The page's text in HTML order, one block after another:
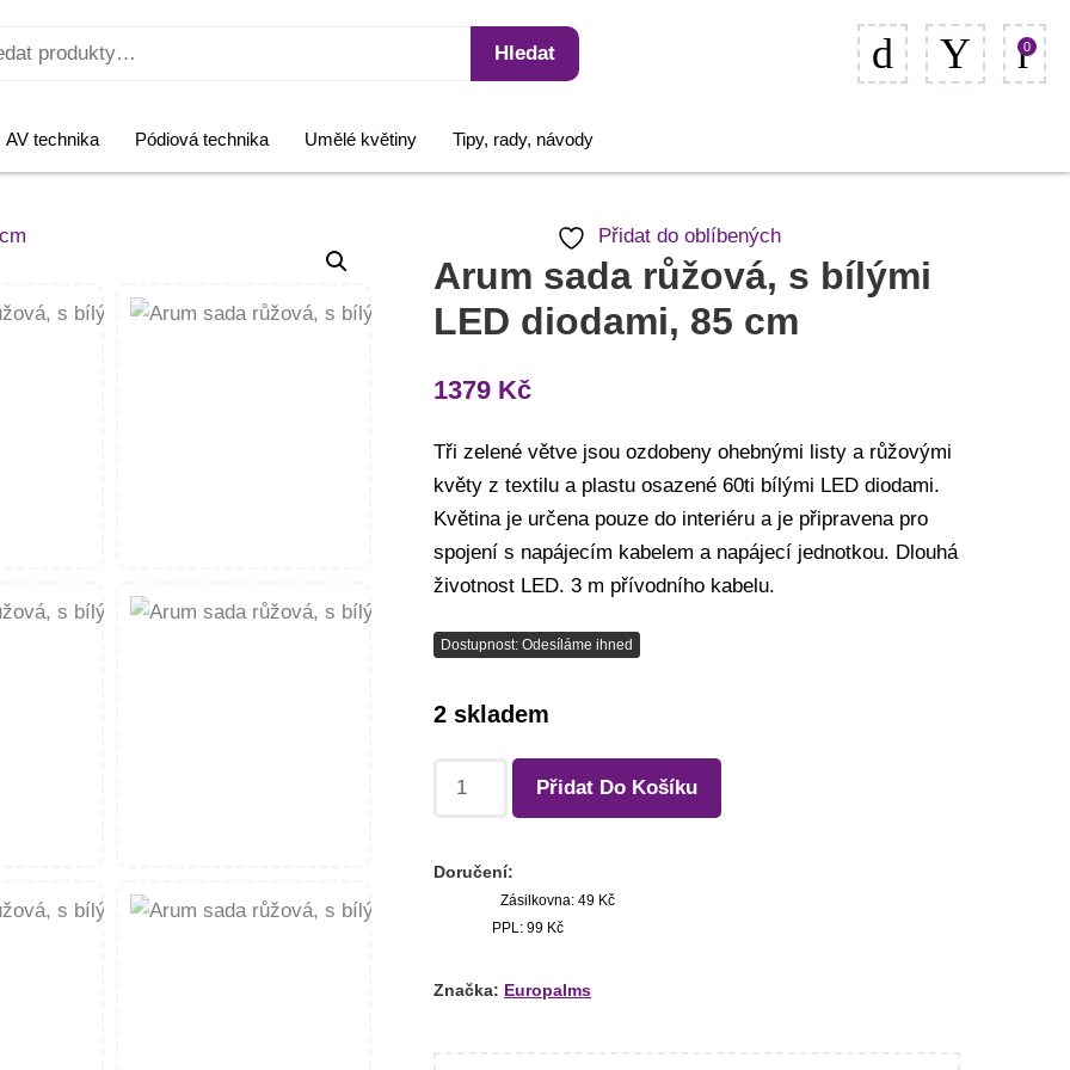
Hledat 0
AV technika Pódiová technika Umělé květiny Tipy, rady, návody
Přidat do oblíbených
Arum sada růžová, s bílými
LED diodami, 85 cm
1379 Kč
Tři zelené větve jsou ozdobeny ohebnými listy a růžovými
květy z textilu a plastu osazené 60ti bílými LED diodami.
Květina je určena pouze do interiéru a je připravena pro
spojení s napájecím kabelem a napájecí jednotkou. Dlouhá
životnost LED. 3 m přívodního kabelu.
Dostupnost: Odesíláme ihned
2 skladem
Přidat Do Košíku
Doručení:
Zásilkovna: 49 Kč
PPL: 99 Kč
Značka: Europalms